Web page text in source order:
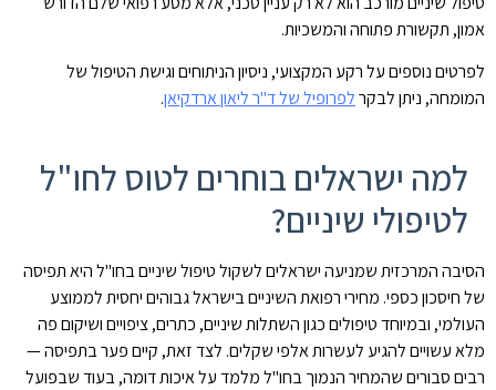
אמון, תקשורת פתוחה והמשכיות.
לפרטים נוספים על רקע המקצועי, ניסיון הניתוחים וגישת הטיפול של
המומחה, ניתן לבקרלפרופיל של ד"ר ליאון ארדקיאן.
למה ישראלים בוחרים לטוס לחו"ל
לטיפולי שיניים?
הסיבה המרכזית שמניעה ישראלים לשקול טיפול שיניים בחו"ל היא תפיסה
של חיסכון כספי. מחירי רפואת השיניים בישראל גבוהים יחסית לממוצע
העולמי, ובמיוחד טיפולים כגון השתלות שיניים, כתרים, ציפויים ושיקום פה
מלא עשויים להגיע לעשרות אלפי שקלים. לצד זאת, קיים פער בתפיסה —
רבים סבורים שהמחיר הנמוך בחו"ל מלמד על איכות דומה, בעוד שבפועל